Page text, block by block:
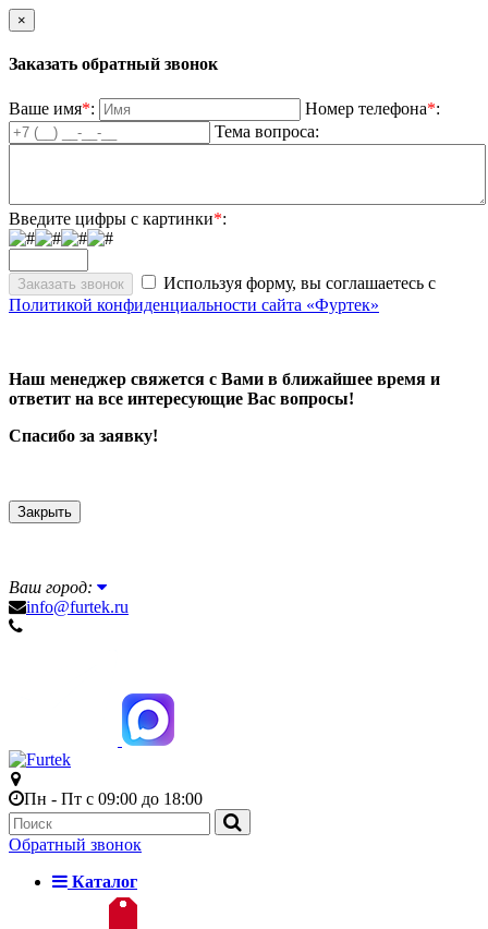
×
Заказать обратный звонок
Ваше имя*: Номер телефона*:
Тема вопроса:
Введите цифры с картинки*:
Используя форму, вы соглашаетесь с
Политикой конфиденциальности сайта «Фуртек»
Наш менеджер свяжется с Вами в ближайшее время и
ответит на все интересующие Вас вопросы!
Спасибо за заявку!
Закрыть
Ваш город:
info@furtek.ru
Пн - Пт с 09:00 до 18:00
Обратный звонок
Каталог